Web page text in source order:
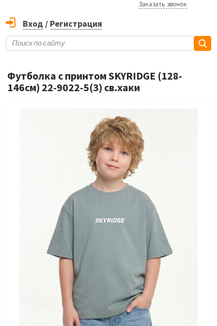
Заказать звонок
Вход / Регистрация
Футболка с принтом SKYRIDGE (128-
146см) 22-9022-5(3) св.хаки